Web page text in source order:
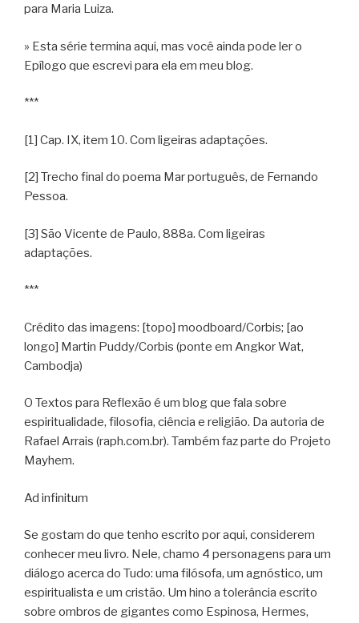
para Maria Luiza.
» Esta série termina aqui, mas você ainda pode ler o
Epílogo que escrevi para ela em meu blog.
***
[1] Cap. IX, item 10. Com ligeiras adaptações.
[2] Trecho final do poema Mar português, de Fernando
Pessoa.
[3] São Vicente de Paulo, 888a. Com ligeiras
adaptações.
***
Crédito das imagens: [topo] moodboard/Corbis; [ao
longo] Martin Puddy/Corbis (ponte em Angkor Wat,
Cambodja)
O Textos para Reflexão é um blog que fala sobre
espiritualidade, filosofia, ciência e religião. Da autoria de
Rafael Arrais (raph.com.br). Também faz parte do Projeto
Mayhem.
Ad infinitum
Se gostam do que tenho escrito por aqui, considerem
conhecer meu livro. Nele, chamo 4 personagens para um
diálogo acerca do Tudo: uma filósofa, um agnóstico, um
espiritualista e um cristão. Um hino a tolerância escrito
sobre ombros de gigantes como Espinosa, Hermes,